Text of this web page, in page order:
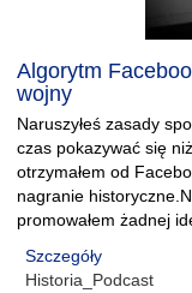
Algorytm
wojny
Naruszyłeś zasady
czas pokazywać się
otrzymałem od
nagranie
promowałem żadnej
Szczegóły
Historia_Podcast